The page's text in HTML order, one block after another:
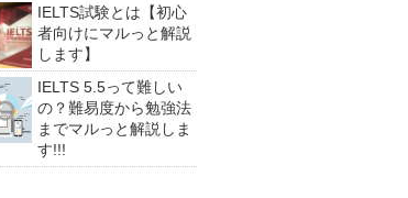
IELTS試験とは【初心
者向けにマルっと解説
します】
IELTS 5.5って難しい
の？難易度から勉強法
までマルっと解説しま
す!!!